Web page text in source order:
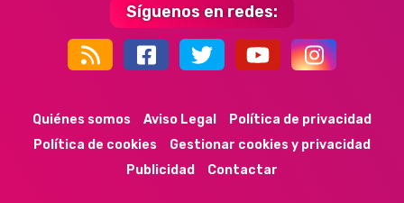
Síguenos en redes:
44k 9k 35k 352
Quiénes somos Aviso Legal
Política de privacidad
Política de cookies
Gestionar cookies y privacidad
Publicidad
Contactar